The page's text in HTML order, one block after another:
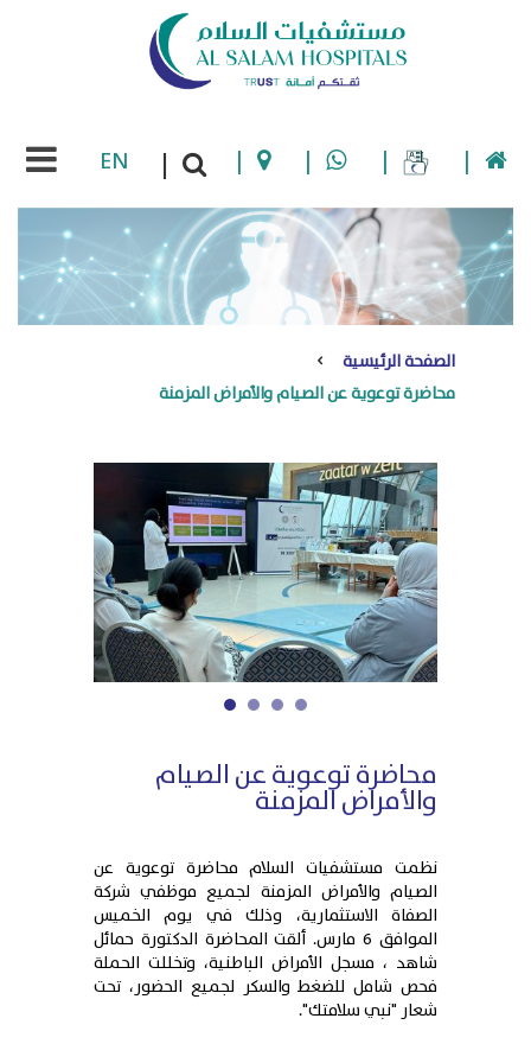
|
|
|
|
|
EN
الصفحة الرئيسية
محاضرة توعوية عن الصيام والأمراض المزمنة
1 2 3 4
محاضرة توعوية عن الصيام
والأمراض المزمنة
نظمت مستشفيات السلام محاضرة توعوية عن
الصيام والأمراض المزمنة لجميع موظفي شركة
الصفاة الاستثمارية، وذلك في يوم الخميس
الموافق 6 مارس. ألقت المحاضرة الدكتورة حمائل
شاهد ، مسجل الأمراض الباطنية، وتخللت الحملة
فحص شامل للضغط والسكر لجميع الحضور، تحت
شعار "نبي سلامتك".